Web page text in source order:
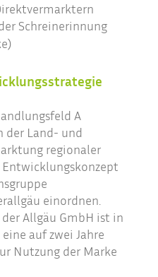
Schreinerinnung
A
der Land- und
regionaler
einordnen.
Allgäu GmbH ist in
auf zwei Jahre
Nutzung der Marke